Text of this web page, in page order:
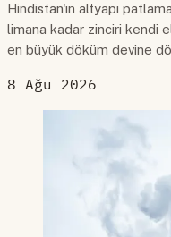
Hindistan'ın altyapı
limana kadar zinciri kendi
en büyük döküm devine
8 Ağu 2026